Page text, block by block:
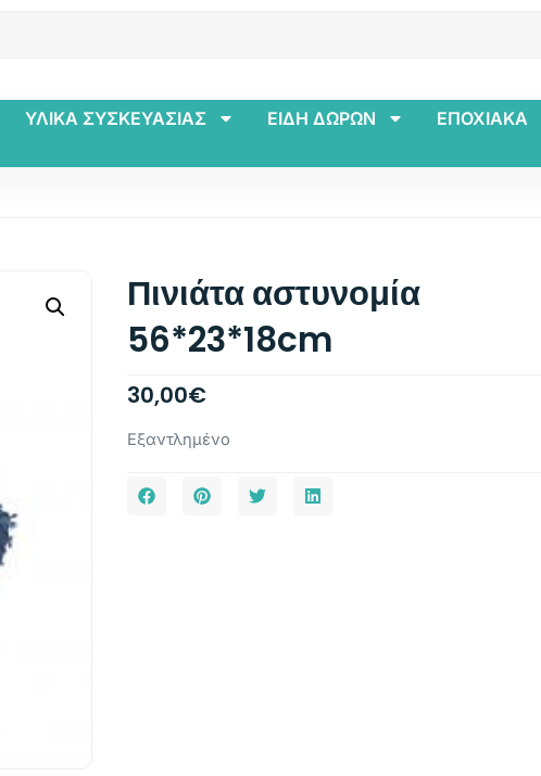
ΥΛΙΚΑ ΣΥΣΚΕΥΑΣΙΑΣ ΕΙΔΗ ΔΩΡΩΝ ΕΠΟΧΙΑΚΑ
Πινιάτα αστυνομία
56*23*18cm
30,00€
Εξαντλημένο